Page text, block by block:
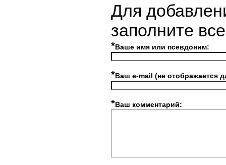
Для
заполните
*Ваше имя или псевдоним:
*Ваш e-mail (не отображается
*Ваш комментарий: